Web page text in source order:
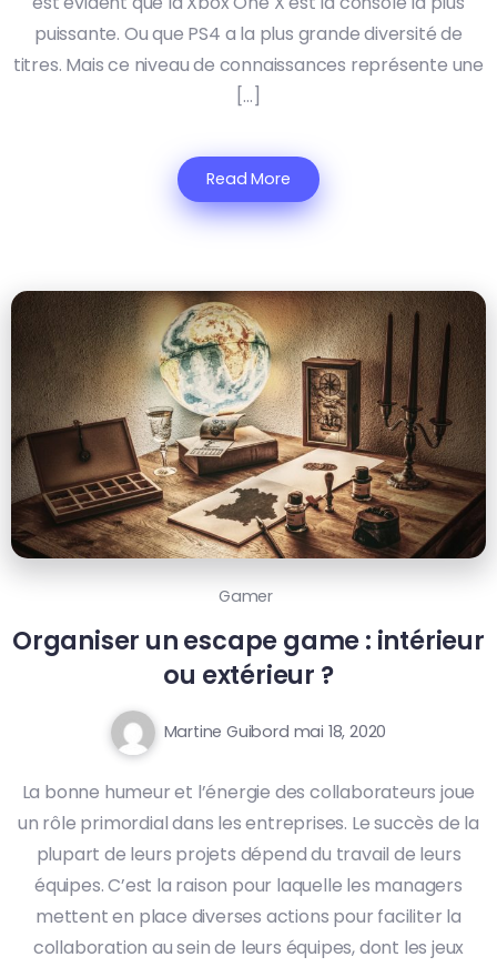
puissante. Ou que PS4 a la plus grande diversité de
titres. Mais ce niveau de connaissances représente une
[…]
Read More
Gamer
Organiser un escape game : intérieur
ou extérieur ?
Martine Guibord mai 18, 2020
La bonne humeur et l’énergie des collaborateurs joue
un rôle primordial dans les entreprises. Le succès de la
plupart de leurs projets dépend du travail de leurs
équipes. C’est la raison pour laquelle les managers
mettent en place diverses actions pour faciliter la
collaboration au sein de leurs équipes, dont les jeux